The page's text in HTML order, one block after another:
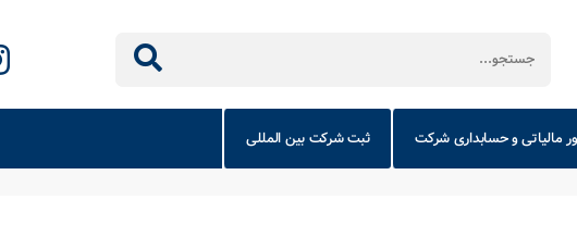
مالیاتی و حسابداری شرکت ثبت شرکت بین المللی